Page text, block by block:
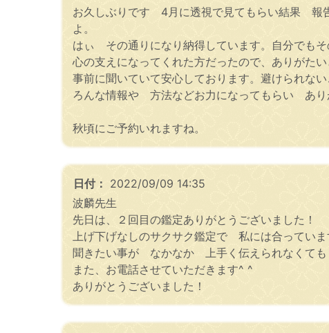
お久しぶりです 4月に透視で見てもらい結果 報
よ。
はぃ その通りになり納得しています。自分でも
心の支えになってくれた方だったので、ありがた
事前に聞いていて安心しております。避けられな
ろんな情報や 方法などお力になってもらい あり
秋頃にご予約いれますね。
日付： 2022/09/09 14:35
波麟先生
先日は、２回目の鑑定ありがとうございました！
上げ下げなしのサクサク鑑定で 私には合っていま
聞きたい事が なかなか 上手く伝えられなくて
また、お電話させていただきます^ ^
ありがとうございました！